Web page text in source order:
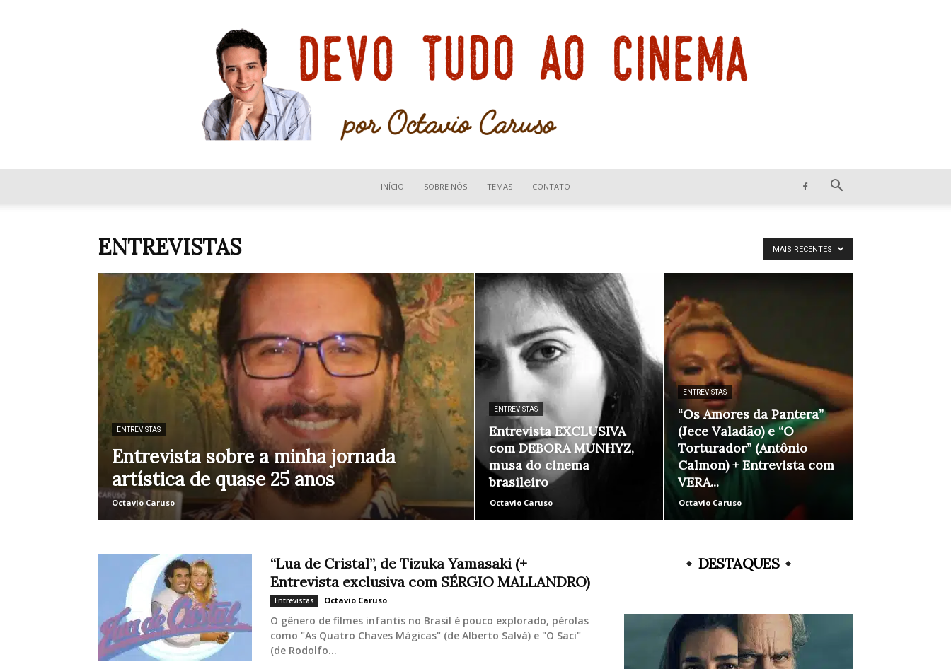
tudo
Cinema
INÍCIO SOBRE NÓS TEMAS CONTATO
ENTREVISTAS MAIS RECENTES
ENTREVISTAS
Entrevista sobre a minha jornada
artística de quase 25 anos
Octavio Caruso
ENTREVISTAS
Entrevista EXCLUSIVA
com DEBORA MUNHYZ,
musa do cinema
brasileiro
Octavio Caruso
ENTREVISTAS
“Os Amores da Pantera”
(Jece Valadão) e “O
Torturador” (Antônio
Calmon) + Entrevista com
VERA...
Octavio Caruso
“Lua de Cristal”, de Tizuka Yamasaki (+
Entrevista exclusiva com SÉRGIO MALLANDRO)
Entrevistas Octavio Caruso
O gênero de filmes infantis no Brasil é pouco explorado, pérolas
como "As Quatro Chaves Mágicas" (de Alberto Salvá) e "O Saci"
(de Rodolfo...
DESTAQUES